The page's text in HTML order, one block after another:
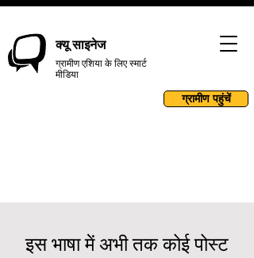
क्यू साइनेज
ग्रामीण एशिया के लिए स्मार्ट
मीडिया
ग्रामीण पहुंचें
इस भाषा में अभी तक कोई पोस्ट